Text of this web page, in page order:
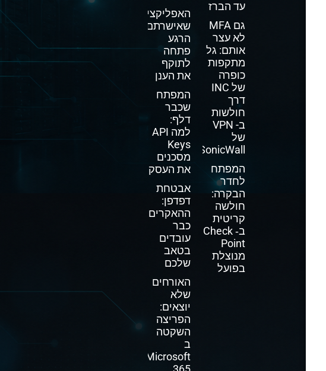
עד הברז
גם MFA
לא עצר
אותם: גל
מתקפות
כופרה
של INC
דרך
חולשות
ב- VPN
של
SonicWall
המפתח
לחדר
הבקרה:
חולשה
קריטית
ב‑ Check
Point
מנוצלת
בפועל
האפליקציה
שאישרתם
הרגע
פתחה
לתוקף
את הענן
המפתח
שכבר
דלף:
למה API
Keys
מסכנים
את העסק
אבטחת
דפדפן:
ההאקרים
כבר
עובדים
בטאב
שלכם
האורחים
שלא
יוצאים:
הפריצה
השקטה
ב
Microsoft